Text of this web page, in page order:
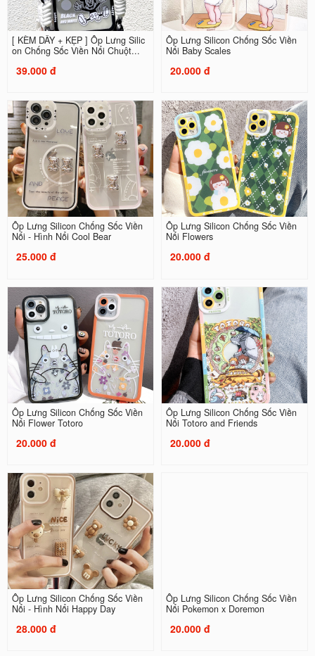
[ KÈM DÂY + KẸP ] Ốp Lưng Silic
on Chống Sốc Viền Nổi Chuột...
39.000 đ
Ốp Lưng Silicon Chống Sốc Viền
Nổi Baby Scales
20.000 đ
Ốp Lưng Silicon Chống Sốc Viền
Nổi - Hình Nổi Cool Bear
25.000 đ
Ốp Lưng Silicon Chống Sốc Viền
Nổi Flowers
20.000 đ
Ốp Lưng Silicon Chống Sốc Viền
Nổi Flower Totoro
20.000 đ
Ốp Lưng Silicon Chống Sốc Viền
Nổi Totoro and Friends
20.000 đ
Ốp Lưng Silicon Chống Sốc Viền
Nổi - Hình Nổi Happy Day
28.000 đ
Ốp Lưng Silicon Chống Sốc Viền
Nổi Pokemon x Doremon
20.000 đ